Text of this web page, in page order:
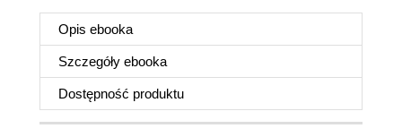
Opis ebooka
Szczegóły ebooka
Dostępność produktu